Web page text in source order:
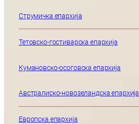
Струмичка епархија
Тетовско-гостиварска епархија
Кумановско-осоговска епархија
Австралиско-новозеландска епархија
Европска епархија